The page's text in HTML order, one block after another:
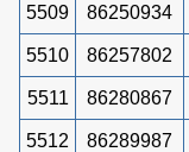
5509 86250934
5510 86257802
5511 86280867
5512 86289987